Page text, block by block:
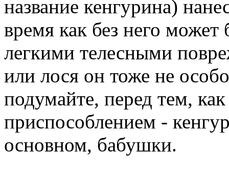
название кенгурина)
время как без него
легкими телесными
или лося он тоже не
подумайте, перед тем,
приспособлением -
основном, бабушки.